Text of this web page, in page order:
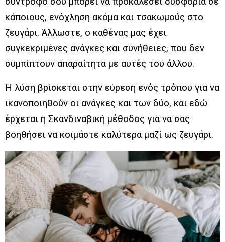
κάποιους, ενόχληση ακόμα και τσακωμούς στο
ζευγάρι. Άλλωστε, ο καθένας μας έχει
συγκεκριμένες ανάγκες και συνήθειες, που δεν
συμπίπτουν απαραίτητα με αυτές του άλλου.
Η λύση βρίσκεται στην εύρεση ενός τρόπου για να
ικανοποιηθούν οι ανάγκες και των δύο, και εδώ
έρχεται η Σκανδιναβική μέθοδος για να σας
βοηθήσει να κοιμάστε καλύτερα μαζί ως ζευγάρι.